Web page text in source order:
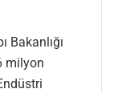
Bakanlığı
milyon